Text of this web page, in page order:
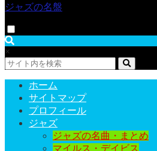
ジャズの名盤
×
ホーム
サイトマップ
プロフィール
ジャズ
ジャズの名曲・まとめ
マイルス・デイビス